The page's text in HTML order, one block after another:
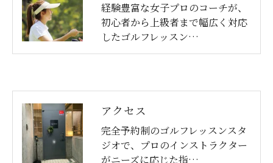
経験豊富な女子プロのコーチが、
初心者から上級者まで幅広く対応
したゴルフレッスン…
アクセス
完全予約制のゴルフレッスンスタ
ジオで、プロのインストラクター
がニーズに応じた指…